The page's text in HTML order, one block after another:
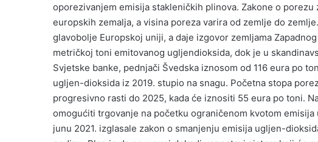
oporezivanjem emisija stakleničkih plinova. Zakone o porezu
europskih zemalja, a visina poreza varira od zemlje do
glavobolje Europskoj uniji, a daje izgovor zemljama
metričkoj toni emitovanog ugljendioksida, dok je u
Svjetske banke, pednjači Švedska iznosom od 116 eura po
ugljen-dioksida iz 2019. stupio na snagu. Početna stopa
progresivno rasti do 2025, kada će iznositi 55 eura po toni.
omogućiti trgovanje na početku ograničenom kvotom
junu 2021. izglasale zakon o smanjenju emisija ugljen-